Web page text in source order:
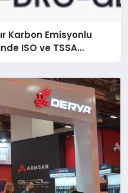
Karbon Emisyonlu
ISO ve TSSA